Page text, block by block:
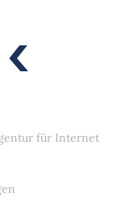
für Internet